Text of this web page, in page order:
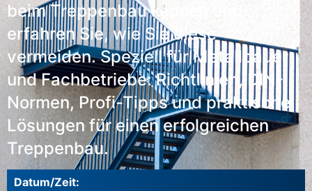
beim Treppenbau kennen und
erfahren Sie, wie Sie diese
vermeiden. Speziell für Metallbauer
und Fachbetriebe: Richtlinien, DIN-
Normen, Profi-Tipps und praktische
Lösungen für einen erfolgreichen
Treppenbau.
Datum/Zeit: